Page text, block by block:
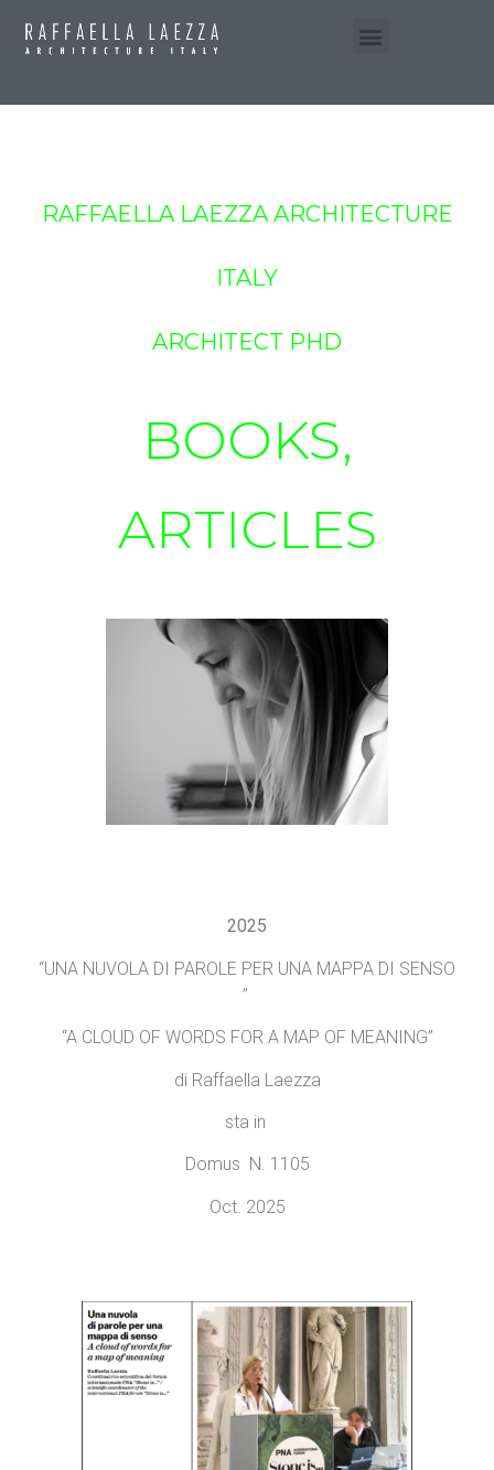
RAFFAELLA LAEZZA ARCHITECTURE
ITALY
ARCHITECT PHD
BOOKS,
ARTICLES
2025
“UNA NUVOLA DI PAROLE PER UNA MAPPA DI SENSO
”
“A CLOUD OF WORDS FOR A MAP OF MEANING”
di Raffaella Laezza
sta in
Domus N. 1105
Oct. 2025